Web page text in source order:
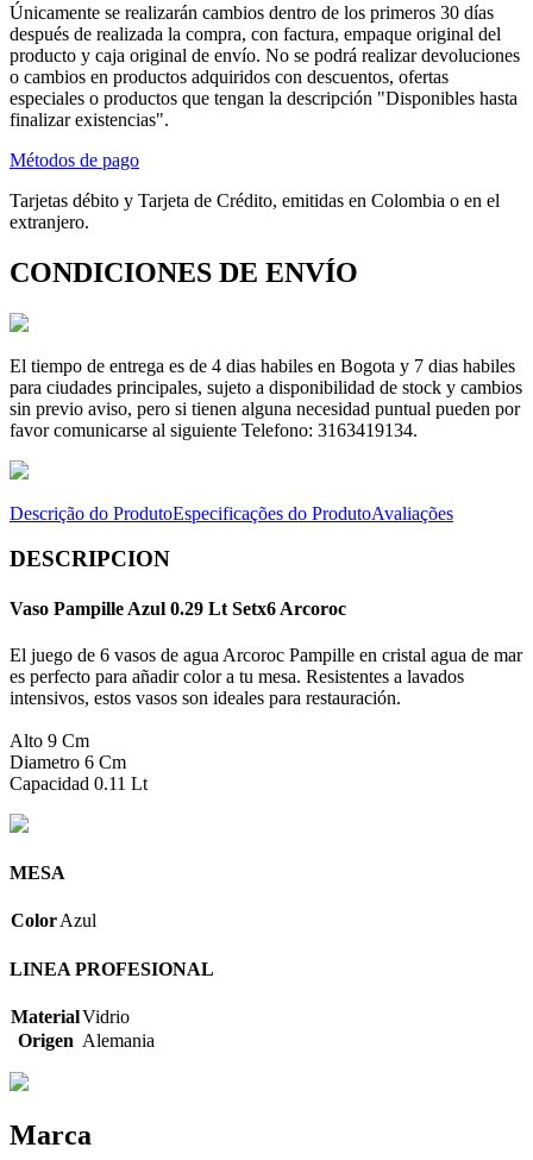
Únicamente se realizarán cambios dentro de los primeros 30 días
después de realizada la compra, con factura, empaque original del
producto y caja original de envío. No se podrá realizar devoluciones
o cambios en productos adquiridos con descuentos, ofertas
especiales o productos que tengan la descripción "Disponibles hasta
finalizar existencias".
Métodos de pago
Tarjetas débito y Tarjeta de Crédito, emitidas en Colombia o en el
extranjero.
CONDICIONES DE ENVÍO
El tiempo de entrega es de 4 dias habiles en Bogota y 7 dias habiles
para ciudades principales, sujeto a disponibilidad de stock y cambios
sin previo aviso, pero si tienen alguna necesidad puntual pueden por
favor comunicarse al siguiente Telefono: 3163419134.
Descrição do ProdutoEspecificações do ProdutoAvaliações
DESCRIPCION
Vaso Pampille Azul 0.29 Lt Setx6 Arcoroc
El juego de 6 vasos de agua Arcoroc Pampille en cristal agua de mar
es perfecto para añadir color a tu mesa. Resistentes a lavados
intensivos, estos vasos son ideales para restauración.
Alto 9 Cm
Diametro 6 Cm
Capacidad 0.11 Lt
MESA
ColorAzul
LINEA PROFESIONAL
MaterialVidrio
Origen Alemania
Marca